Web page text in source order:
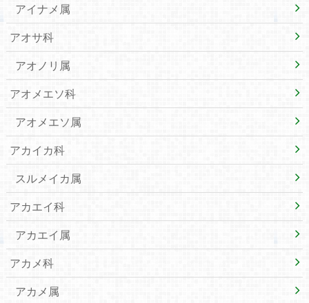
アイナメ属
アオサ科
アオノリ属
アオメエソ科
アオメエソ属
アカイカ科
スルメイカ属
アカエイ科
アカエイ属
アカメ科
アカメ属